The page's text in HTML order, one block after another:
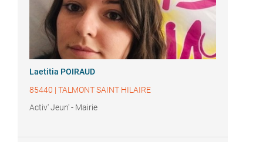
Laetitia POIRAUD
85440 | TALMONT SAINT HILAIRE
Activ' Jeun' - Mairie